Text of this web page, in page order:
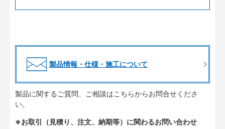
製品情報・仕様・施工について
製品に関するご質問、ご相談はこちらからお問合せくださ
い。
※お取引（見積り、注文、納期等）に関わるお問い合わせ